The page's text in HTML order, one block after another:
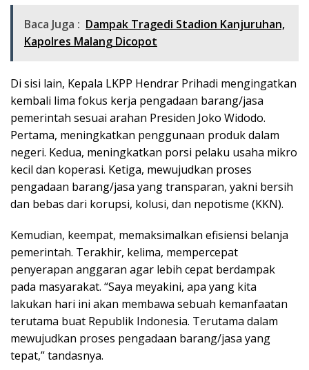
Baca Juga : Dampak Tragedi Stadion Kanjuruhan,
Kapolres Malang Dicopot
Di sisi lain, Kepala LKPP Hendrar Prihadi mengingatkan
kembali lima fokus kerja pengadaan barang/jasa
pemerintah sesuai arahan Presiden Joko Widodo.
Pertama, meningkatkan penggunaan produk dalam
negeri. Kedua, meningkatkan porsi pelaku usaha mikro
kecil dan koperasi. Ketiga, mewujudkan proses
pengadaan barang/jasa yang transparan, yakni bersih
dan bebas dari korupsi, kolusi, dan nepotisme (KKN).
Kemudian, keempat, memaksimalkan efisiensi belanja
pemerintah. Terakhir, kelima, mempercepat
penyerapan anggaran agar lebih cepat berdampak
pada masyarakat. “Saya meyakini, apa yang kita
lakukan hari ini akan membawa sebuah kemanfaatan
terutama buat Republik Indonesia. Terutama dalam
mewujudkan proses pengadaan barang/jasa yang
tepat,” tandasnya.